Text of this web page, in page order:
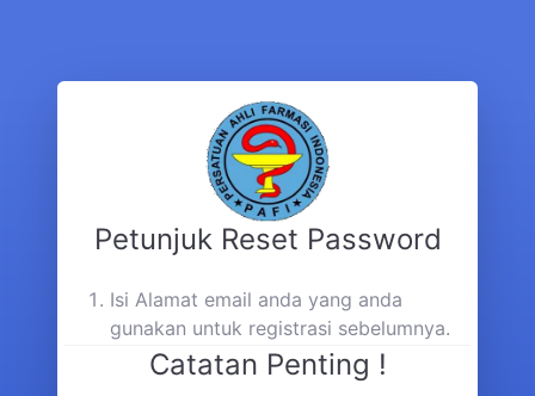
Petunjuk Reset Password
Isi Alamat email anda yang anda
gunakan untuk registrasi sebelumnya.
Catatan Penting !